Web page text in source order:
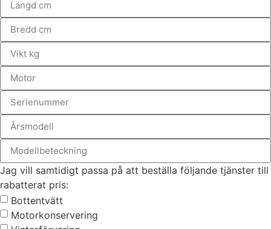
Jag vill samtidigt passa på att beställa följande tjänster till
rabatterat pris:
Bottentvätt
Motorkonservering